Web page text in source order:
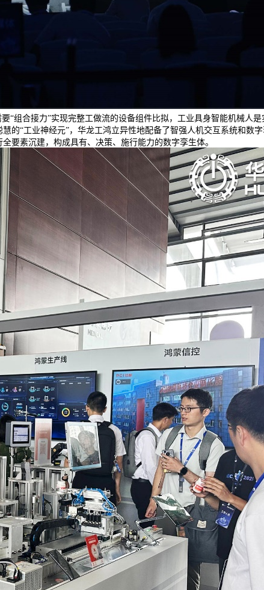
组合接力”实现完整工做流的设备组件比拟，工业具身智能机械人
“工业神经元”，华龙工鸿立异性地配备了智强人机交互系统和数字
要素沉建，构成具有、决策、施行能力的数字孪生体。